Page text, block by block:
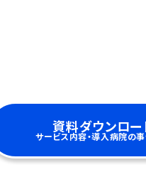
資料ダウンロー
サービス内容・導入病院の